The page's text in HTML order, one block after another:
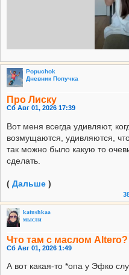
Popuchok
Дневник Попучка
Про Лиску
Сб Авг 01, 2026 17:39
Вот меня всегда удивляют,
возмущаются, удивляются,
так можно было какую то
сделать.
( Дальше )
katushkaa
мысли
Что там с маслом Altero?
Сб Авг 01, 2026 1:49
А вот какая-то *опа у Эфко